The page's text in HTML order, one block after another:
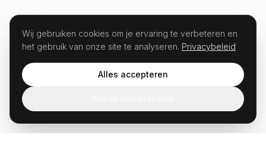
REVIEWS
Musette · Weesperstraat 107, 1018 VN Amsterdam · KvK 99654504
© 2026 Musette.cc. All rights reserved. Not developed or sponsored
Wij gebruiken cookies om je ervaring te verbeteren en
het gebruik van onze site te analyseren. Privacybeleid
Alles accepteren